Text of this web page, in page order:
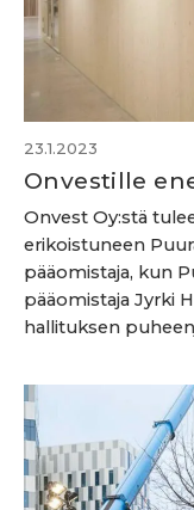
23.1.2023
Onvestille
Onvest Oy:stä
erikoistuneen
pääomistaja, kun
pääomistaja Jyrki
hallituksen